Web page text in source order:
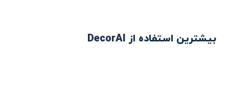
بیشترین استفاده از DecorAI